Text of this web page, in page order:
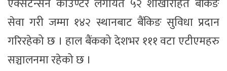
एक्सटेन्सन काउण्टर लगायत ५२ शाखारहित बैंकिङ
सेवा गरी जम्मा १४२ स्थानबाट बैंकिङ सुविधा प्रदान
गरिरहेको छ । हाल बैंकको देशभर १११ वटा एटीएमहरु
सञ्चालनमा रहेको छ ।